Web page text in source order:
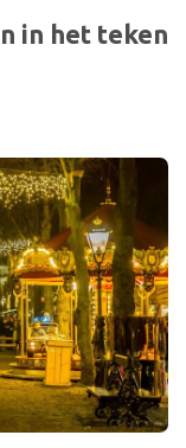
in het teken